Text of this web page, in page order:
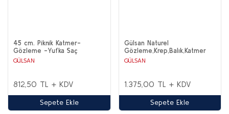
45 cm. Piknik Katmer-
Gözleme -Yufka Saç
GÜLSAN
812,50 TL + KDV
Sepete Ekle
Gülsan Naturel
Gözleme,Krep,Balık,Katmer
Çok Amaçlı Granit Tava
GÜLSAN
1.375,00 TL + KDV
Sepete Ekle